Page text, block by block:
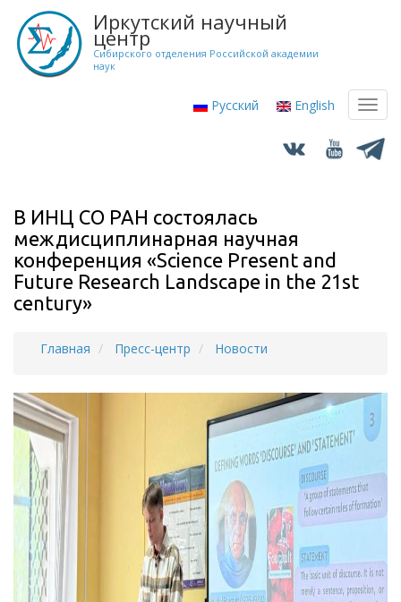
Перейти
основному
содержанию
Иркутский научный
центр
Сибирского отделения Российской академии
наук
Русский English
В ИНЦ СО РАН состоялась
междисциплинарная научная
конференция «Science Present and
Future Research Landscape in the 21st
century»
Главная Пресс-центр Новости